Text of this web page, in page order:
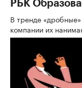
РБК
В тренде
компании их